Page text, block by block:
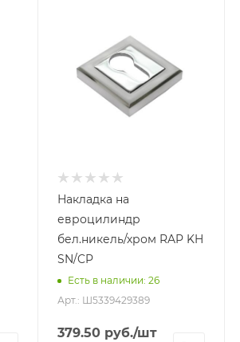
Накладка на
евроцилиндр
бел.никель/хром RAP KH
SN/CP
Есть в наличии: 26
Арт.: Ш5339429389
379.50руб./шт